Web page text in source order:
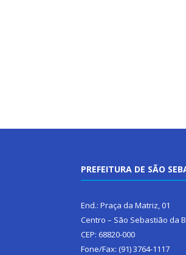
PREFEITURA DE SÃO
End.: Praça da Matriz, 01
Centro – São Sebastião da
CEP: 68820-000
Fone/Fax: (91) 3764-1117